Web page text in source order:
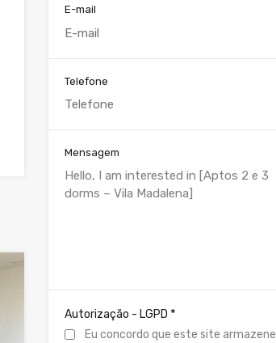
E-mail
Telefone
Mensagem
Autorização - LGPD *
Eu concordo que este site armazene